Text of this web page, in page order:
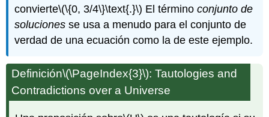
convierte\(\{0, 3/4\}\text{.}\) El términoconjunto de
soluciones se usa a menudo para el conjunto de
verdad de una ecuación como la de este ejemplo.
Definición\(\PageIndex{3}\): Tautologies and
Contradictions over a Universe